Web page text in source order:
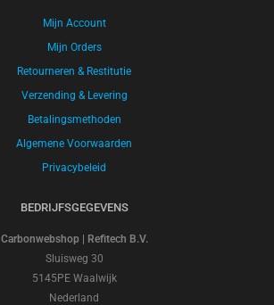
Mijn Account
Mijn Orders
Retourneren & Restitutie
Verzending & Levering
Betalingsmethoden
Algemene Voorwaarden
Privacybeleid
BEDRIJFSGEGEVENS
Carbonwebshop | Refitech B.V.
Sluisweg 30
5145PE Waalwijk
Nederland